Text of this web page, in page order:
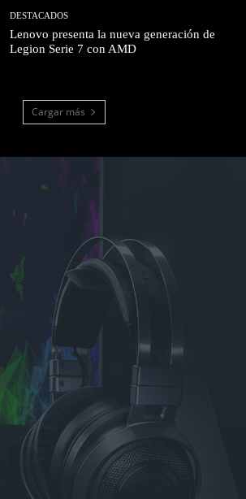
DESTACADOS
Lenovo presenta la nueva generación de
Legion Serie 7 con AMD
Cargar más